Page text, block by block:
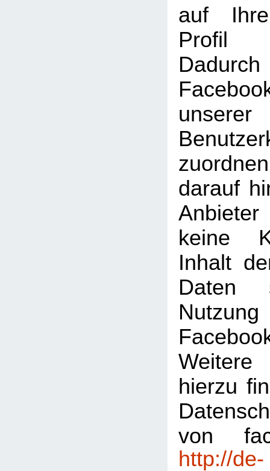
auf
Profil
darauf
keine
Inhalt
Daten
Weitere
hierzu
von
http://de-